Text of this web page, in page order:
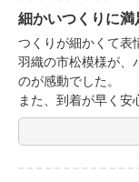
細かいつくりに満
つくりが細かくて表
羽織の市松模様が、
のが感動でした。
また、到着が早く安